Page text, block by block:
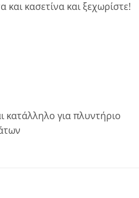
κασετίνα και ξεχωρίστε!
κατάλληλο για πλυντήριο